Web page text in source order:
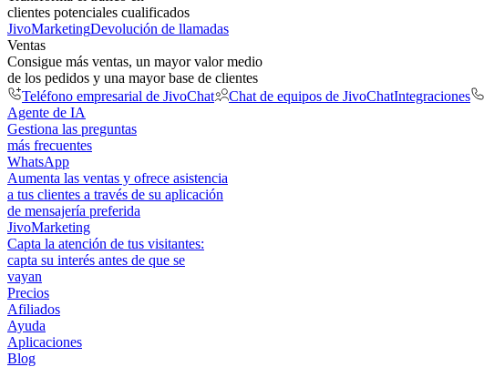
clientes potenciales cualificados
JivoMarketingDevolución de llamadas
Ventas
Consigue más ventas, un mayor valor medio
de los pedidos y una mayor base de clientes
Teléfono empresarial de JivoChat
Chat de equipos de JivoChatIntegraciones
Agente de IA
Gestiona las preguntas
más frecuentes
WhatsApp
Aumenta las ventas y ofrece asistencia
a tus clientes a través de su aplicación
de mensajería preferida
JivoMarketing
Capta la atención de tus visitantes:
capta su interés antes de que se
vayan
Precios
Afiliados
Ayuda
Aplicaciones
Blog